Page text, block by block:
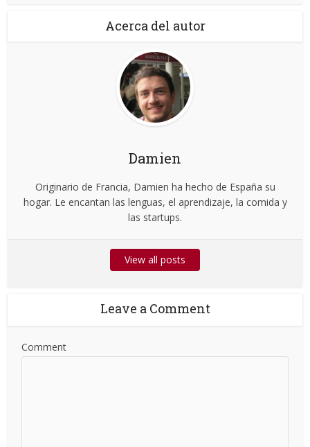
Acerca del autor
Damien
Originario de Francia, Damien ha hecho de España su
hogar. Le encantan las lenguas, el aprendizaje, la comida y
las startups.
View all posts
Leave a Comment
Comment